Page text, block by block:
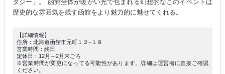
タジー」。 函館全体が暖かい光で包まれる幻想的なこのイベントは
歴史的な雰囲気を残す函館をより魅力的に魅せてくれる。
【詳細情報】
住所：北海道函館市元町１２−１８
営業時間：終日
定休日：12月～2月末ごろ
※営業時間が変更になってる可能性があります。詳細は運営者に直接ご確認
ください。